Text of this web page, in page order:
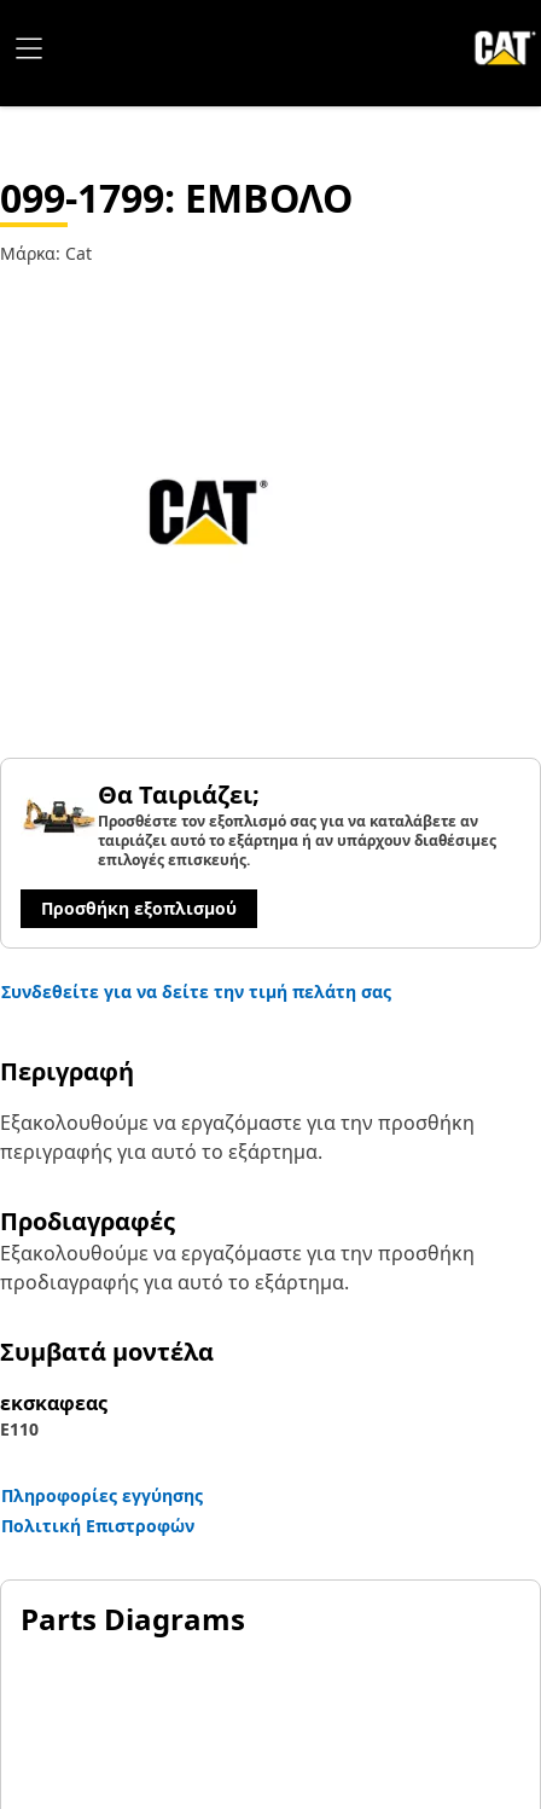
099-1799: ΕΜΒΟΛΟ
Μάρκα: Cat
Θα Ταιριάζει;
Προσθέστε τον εξοπλισμό σας για να καταλάβετε αν
ταιριάζει αυτό το εξάρτημα ή αν υπάρχουν διαθέσιμες
επιλογές επισκευής.
Προσθήκη εξοπλισμού
Συνδεθείτε για να δείτε την τιμή πελάτη σας
Περιγραφή
Εξακολουθούμε να εργαζόμαστε για την προσθήκη
περιγραφής για αυτό το εξάρτημα.
Προδιαγραφές
Εξακολουθούμε να εργαζόμαστε για την προσθήκη
προδιαγραφής για αυτό το εξάρτημα.
Συμβατά μοντέλα
εκσκαφεας
E110
Πληροφορίες εγγύησης
Πολιτική Επιστροφών
Parts Diagrams